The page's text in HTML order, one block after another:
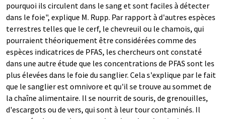
pourquoi ils circulent dans le sang et sont faciles à détecter
dans le foie", explique M. Rupp. Par rapport à d'autres espèces
terrestres telles que le cerf, le chevreuil ou le chamois, qui
pourraient théoriquement être considérées comme des
espèces indicatrices de PFAS, les chercheurs ont constaté
dans une autre étude que les concentrations de PFAS sont les
plus élevées dans le foie du sanglier. Cela s'explique par le fait
que le sanglier est omnivore et qu'il se trouve au sommet de
la chaîne alimentaire. Il se nourrit de souris, de grenouilles,
d'escargots ou de vers, qui sont à leur tour contaminés. Il